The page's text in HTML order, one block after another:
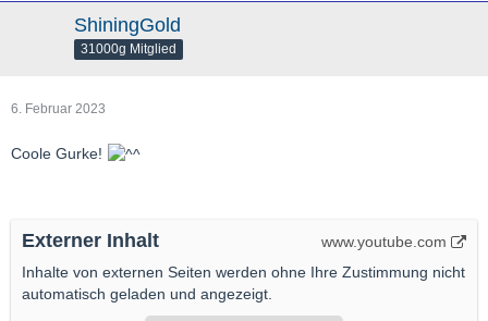
bei Spritpreisen von 4,50 Euro/Liter UND alternativ einem
Strompreis (an der Ladesäule) vom 1,50 Euro/kWh ... und
... da könnte das ein entscheidendes Kriterium werden!
ShiningGold
31000g Mitglied
6. Februar 2023
Coole Gurke!
Externer Inhalt
www.youtube.com
Inhalte von externen Seiten werden ohne Ihre Zustimmung nicht
automatisch geladen und angezeigt.